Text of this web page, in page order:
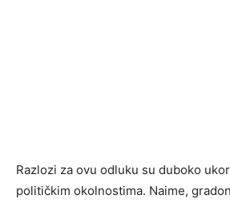
Razlozi za ovu odluku su duboko
političkim okolnostima. Naime,